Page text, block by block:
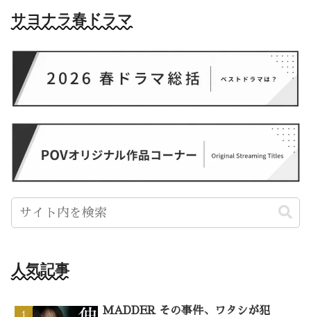
サヨナラ春ドラマ
人気記事
MADDER その事件、ワタシが犯